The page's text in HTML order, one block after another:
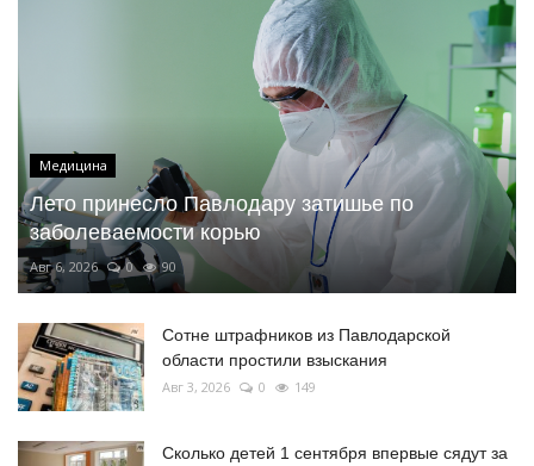
Медицина
Лето принесло Павлодару затишье по
заболеваемости корью
Авг 6, 2026 0 90
Сотне штрафников из Павлодарской
области простили взыскания
Авг 3, 2026 0 149
Сколько детей 1 сентября впервые сядут за